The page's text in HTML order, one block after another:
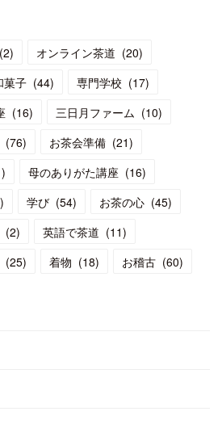
(2) オンライン茶道 (20)
菓子 (44) 専門学校 (17)
(16) 三日月ファーム (10)
(76) お茶会準備 (21)
) 母のありがた講座 (16)
) 学び (54) お茶の心 (45)
(2) 英語で茶道 (11)
(25) 着物 (18) お稽古 (60)